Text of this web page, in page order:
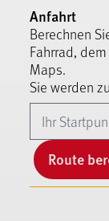
Anfahrt
Berechnen
Fahrrad,
Maps.
Sie werden
Route